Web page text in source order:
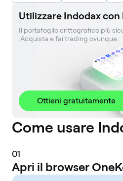
Utilizzare Indodax con
Il portafoglio crittografico più
Acquista e fai trading ovunque.
Ottieni gratuitamente
Come usare
01
Apri il browser